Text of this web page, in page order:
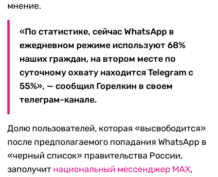
мнение.
«По статистике, сейчас WhatsApp в
ежедневном режиме используют 68%
наших граждан, на втором месте по
суточному охвату находится Telegram с
55%», — сообщил Горелкин в своем
телеграм-канале.
Долю пользователей, которая «высвободится»
после предполагаемого попадания WhatsApp в
«черный список» правительства России,
заполучит национальный мессенджер MAX,